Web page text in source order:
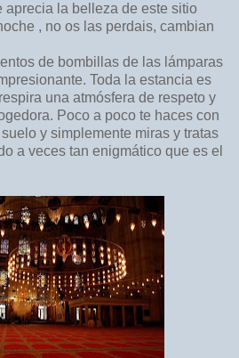
aprecia la belleza de este sitio
, no os las perdais, cambian
de bombillas de las lámparas
Toda la estancia es
una atmósfera de respeto y
Poco a poco te haces con
y simplemente miras y tratas
a veces tan enigmático que es el